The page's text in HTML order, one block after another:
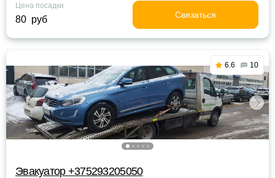
Цена посадки
80 руб Связаться
6.6 10
Эвакуатор +375293205050